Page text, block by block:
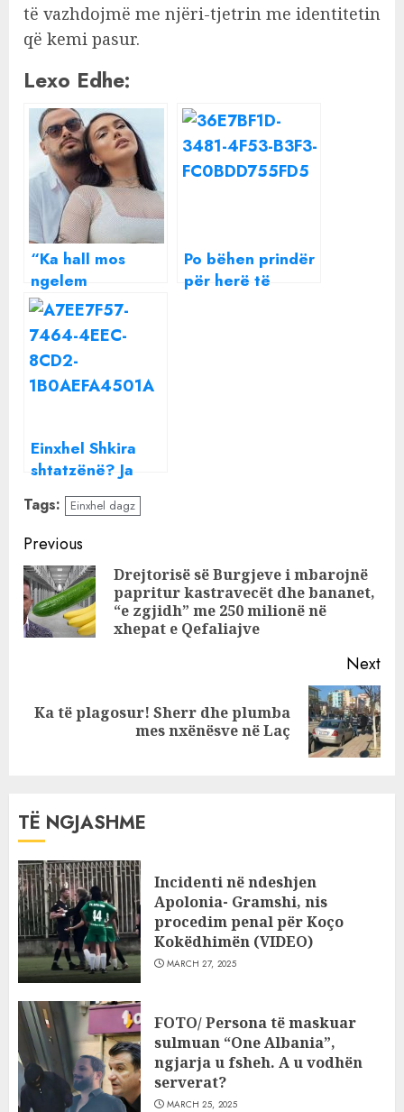
të vazhdojmë me njëri-tjetrin me identitetin
që kemi pasur.
Lexo Edhe:
“Ka hall mos
ngelem
shtatzënë sërish
prekme”/ Si ka
ndryshuar jeta
s*ksuale e
prindër!
Po bëhen prindër
për herë të
Einxhel Shkira
shtatzënë? Ja
postimi i ‘ndjerë’
i moderatores
për DJ Dagz
Tags: Einxhel dagz
Continue
Reading
Previous
Drejtorisë së Burgjeve i mbarojnë
papritur kastravecët dhe bananet,
“e zgjidh” me 250 milionë në
xhepat e Qefaliajve
Next
Next
Ka të plagosur! Sherr dhe plumba
mes nxënësve në Laç
TË NGJASHME
Incidenti në ndeshjen
Apolonia- Gramshi, nis
procedim penal për Koço
Kokëdhimën (VIDEO)
MARCH 27, 2025
FOTO/ Persona të maskuar
sulmuan “One Albania”,
ngjarja u fsheh. A u vodhën
serverat?
MARCH 25, 2025